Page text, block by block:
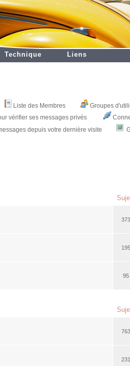
Technique Liens
Liste des Membres Groupes
vérifier ses messages privés
depuis votre dernière visite
373
195
95
763
231